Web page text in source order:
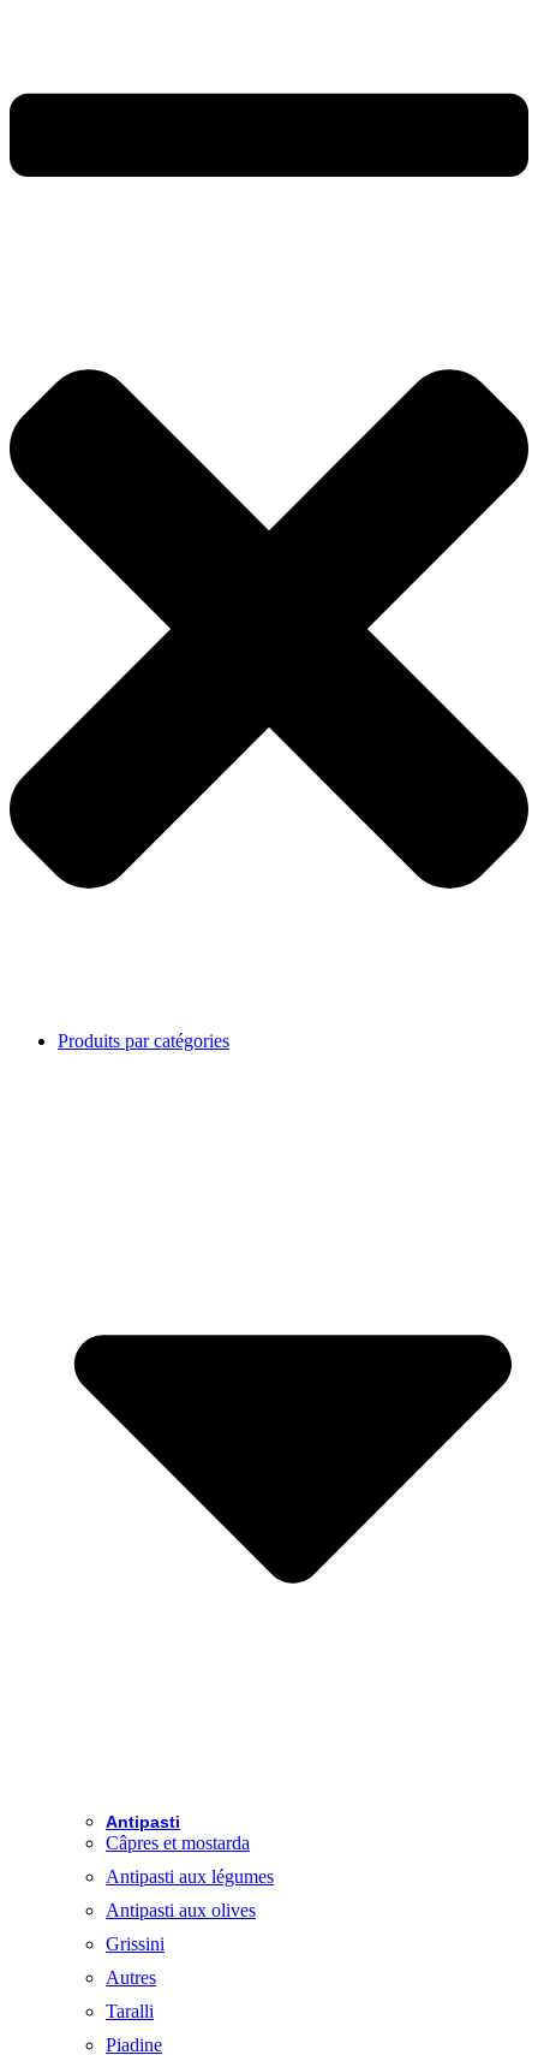
Produits par catégories
Antipasti
Câpres et mostarda
Antipasti aux légumes
Antipasti aux olives
Grissini
Autres
Taralli
Piadine